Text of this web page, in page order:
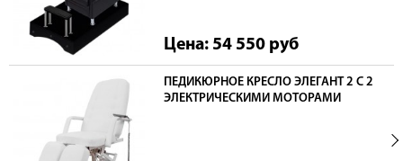
Цена: 54 550 руб
ПЕДИКЮРНОЕ КРЕСЛО ЭЛЕГАНТ 2 С 2
ЭЛЕКТРИЧЕСКИМИ МОТОРАМИ